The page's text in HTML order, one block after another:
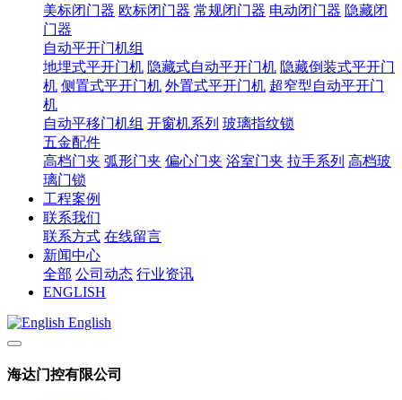
美标闭门器 欧标闭门器 常规闭门器 电动闭门器 隐藏闭
门器
自动平开门机组
地埋式平开门机 隐藏式自动平开门机 隐藏倒装式平开门
机 侧置式平开门机 外置式平开门机 超窄型自动平开门
机
自动平移门机组 开窗机系列 玻璃指纹锁
五金配件
高档门夹 弧形门夹 偏心门夹 浴室门夹 拉手系列 高档玻
璃门锁
工程案例
联系我们
联系方式 在线留言
新闻中心
全部 公司动态 行业资讯
ENGLISH
English
海达门控有限公司